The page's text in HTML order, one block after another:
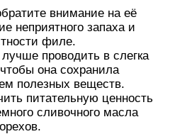
внимание на её
неприятного запаха и
филе.
проводить в слегка
она сохранила
полезных веществ.
питательную ценность
сливочного масла